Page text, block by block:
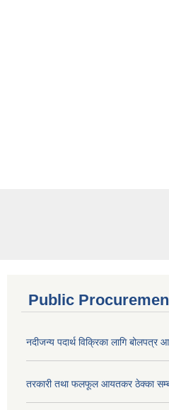
Public
नदीजन्य पदार्थ विक्रिका लागि बोलपत्र
तरकारी तथा फलफूल आयतकर ठेक्का